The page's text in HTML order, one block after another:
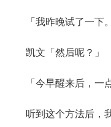
「我昨晚试了一下。
凯文「然后呢？」
「今早醒来后，一点
听到这个方法后，我